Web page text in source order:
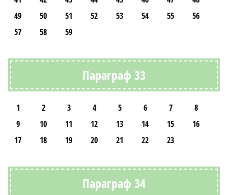
49
50 51 52 53 54 55
56
57
58 59
Параграф 33
1 2 3 4 5 6 7
8
9
10 11 12 13 14 15
16
17
18 19 20 21 22 23
Параграф 34